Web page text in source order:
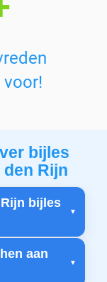
voor!
bijles
Rijn
bijles
aan